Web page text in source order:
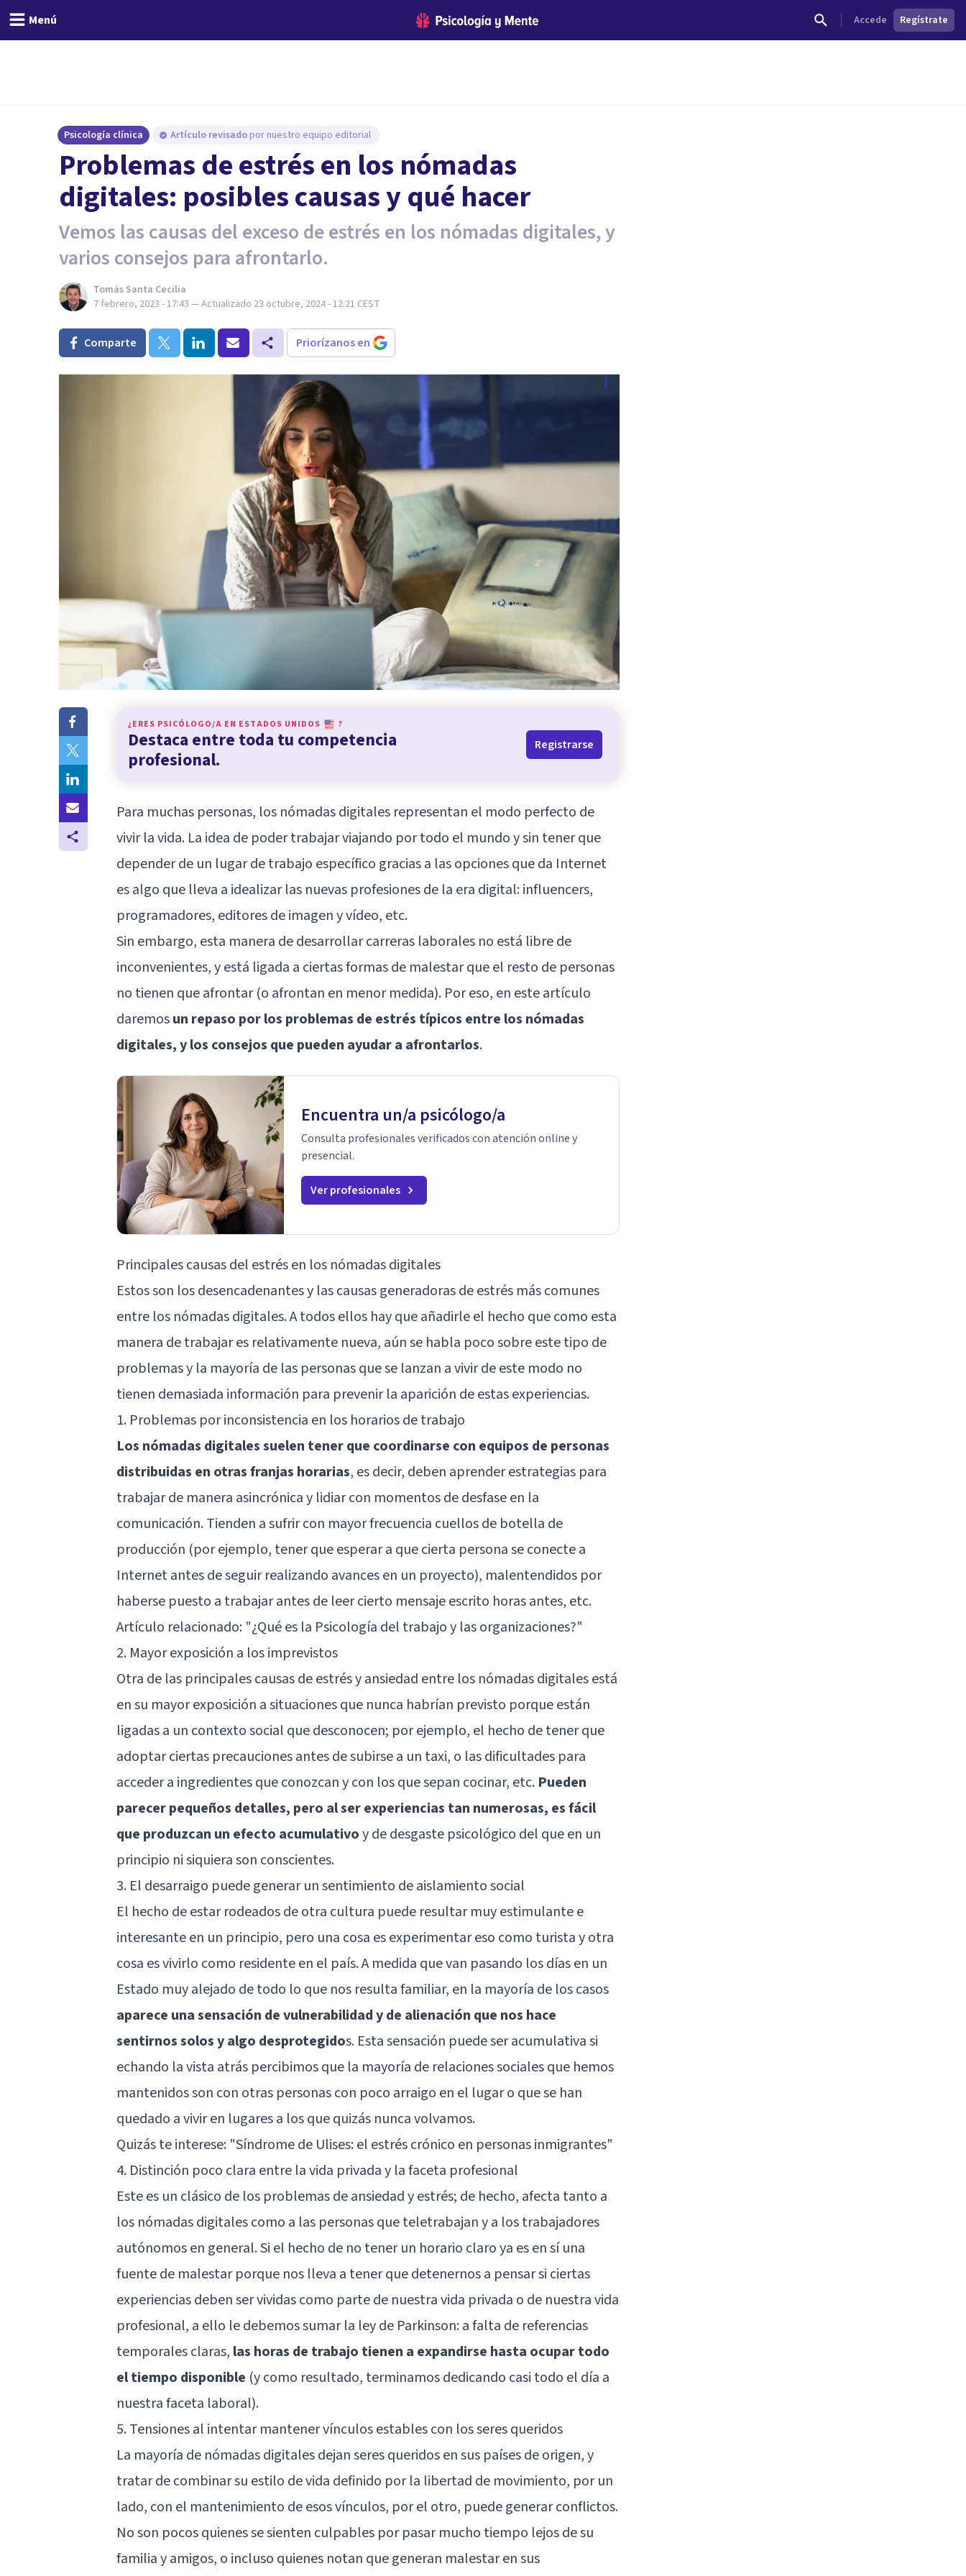
Menú Accede Regístrate
Psicología clínica Artículo revisado por nuestro equipo editorial
Problemas de estrés en los nómadas
digitales: posibles causas y qué hacer
Vemos las causas del exceso de estrés en los nómadas digitales, y
varios consejos para afrontarlo.
Tomás Santa Cecilia
7 febrero, 2023 - 17:43 — Actualizado 23 octubre, 2024 - 12:21 CEST
Comparte Priorízanos en
¿ERES PSICÓLOGO/A EN ESTADOS UNIDOS ?
Destaca entre toda tu competencia
profesional.
Registrarse
Para muchas personas, los nómadas digitales representan el modo perfecto de
vivir la vida. La idea de poder trabajar viajando por todo el mundo y sin tener que
depender de un lugar de trabajo específico gracias a las opciones que da Internet
es algo que lleva a idealizar las nuevas profesiones de la era digital: influencers,
programadores, editores de imagen y vídeo, etc.
Sin embargo, esta manera de desarrollar carreras laborales no está libre de
inconvenientes, y está ligada a ciertas formas de malestar que el resto de personas
no tienen que afrontar (o afrontan en menor medida). Por eso, en este artículo
daremosun repaso por los problemas de estrés típicos entre los nómadas
digitales, y los consejos que pueden ayudar a afrontarlos.
Encuentra un/a psicólogo/a
Consulta profesionales verificados con atención online y
presencial.
Ver profesionales
Principales causas del estrés en los nómadas digitales
Estos son los desencadenantes y las causas generadoras de estrés más comunes
entre los nómadas digitales. A todos ellos hay que añadirle el hecho que como esta
manera de trabajar es relativamente nueva, aún se habla poco sobre este tipo de
problemas y la mayoría de las personas que se lanzan a vivir de este modo no
tienen demasiada información para prevenir la aparición de estas experiencias.
1. Problemas por inconsistencia en los horarios de trabajo
Los nómadas digitales suelen tener que coordinarse con equipos de personas
distribuidas en otras franjas horarias, es decir, deben aprender estrategias para
trabajar de manera asincrónica y lidiar con momentos de desfase en la
comunicación. Tienden a sufrir con mayor frecuencia cuellos de botella de
producción (por ejemplo, tener que esperar a que cierta persona se conecte a
Internet antes de seguir realizando avances en un proyecto), malentendidos por
haberse puesto a trabajar antes de leer cierto mensaje escrito horas antes, etc.
Artículo relacionado: "¿Qué es la Psicología del trabajo y las organizaciones?"
2. Mayor exposición a los imprevistos
Otra de las principales causas de estrés yansiedad entre los nómadas digitales está
en su mayor exposición a situaciones que nunca habrían previsto porque están
ligadas a un contexto social que desconocen; por ejemplo, el hecho de tener que
adoptar ciertas precauciones antes de subirse a un taxi, o las dificultades para
acceder a ingredientes que conozcan y con los que sepan cocinar, etc. Pueden
parecer pequeños detalles, pero al ser experiencias tan numerosas, es fácil
que produzcan un efecto acumulativoy de desgaste psicológico del que en un
principio ni siquiera son conscientes.
3. El desarraigo puede generar un sentimiento de aislamiento social
El hecho de estar rodeados de otra cultura puede resultar muy estimulante e
interesante en un principio, pero una cosa es experimentar eso como turista y otra
cosa es vivirlo como residente en el país. A medida que van pasando los días en un
Estado muy alejado de todo lo que nos resulta familiar, en la mayoría de los casos
aparece una sensación de vulnerabilidad y de alienación que nos hace
sentirnos solos y algo desprotegidos. Esta sensación puede ser acumulativa si
echando la vista atrás percibimos que la mayoría de relaciones sociales que hemos
mantenidos son con otras personas con poco arraigo en el lugar o que se han
quedado a vivir en lugares a los que quizás nunca volvamos.
Quizás te interese: "Síndrome de Ulises: el estrés crónico en personas inmigrantes"
4. Distinción poco clara entre la vida privada y la faceta profesional
Este es un clásico de los problemas de ansiedad y estrés; de hecho, afecta tanto a
los nómadas digitales como a las personas que teletrabajan y a los trabajadores
autónomos en general. Si el hecho de no tener un horario claro ya es en sí una
fuente de malestar porque nos lleva a tener que detenernos a pensar si ciertas
experiencias deben ser vividas como parte de nuestra vida privada o de nuestra vida
profesional, a ello le debemos sumar la ley de Parkinson: a falta de referencias
temporales claras, las horas de trabajo tienen a expandirse hasta ocupar todo
el tiempo disponible (y como resultado, terminamos dedicando casi todo el día a
nuestra faceta laboral).
5. Tensiones al intentar mantener vínculos estables con los seres queridos
La mayoría de nómadas digitales dejan seres queridos en sus países de origen, y
tratar de combinar su estilo de vida definido por la libertad de movimiento, por un
lado, con el mantenimiento de esos vínculos, por el otro, puede generar conflictos.
No son pocos quienes se sienten culpables por pasar mucho tiempo lejos de su
familia y amigos, o incluso quienes notan que generan malestar en sus